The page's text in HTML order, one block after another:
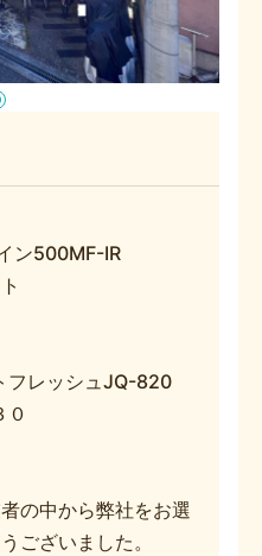
ン500MF-IR
フレッシュJQ-820
０
の中から弊社をお選
ございました。